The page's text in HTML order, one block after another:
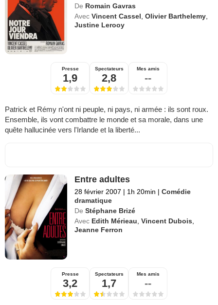
De Romain Gavras
Avec Vincent Cassel ,Olivier Barthelemy
Justine Lerooy
Presse
1,9
Spectateurs
2,8
Mes amis
--
Patrick et Rémy n'ont ni peuple, ni pays, ni armée : ils sont roux.
Ensemble, ils vont combattre le monde et sa morale, dans une
quête hallucinée vers l'Irlande et la liberté...
Entre adultes
28 février 2007 | 1h 20min | Comédie
dramatique
De Stéphane Brizé
Avec Edith Mérieau,Vincent Dubois,
Jeanne Ferron
Presse
3,2
Spectateurs
1,7
Mes amis
--